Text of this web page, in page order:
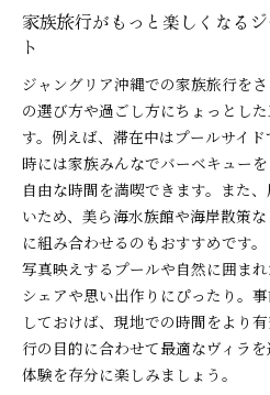
家族旅行がもっと楽しくなる
ト
ジャングリア沖縄での家族旅行を
の選び方や過ごし方にちょっとし
す。例えば、滞在中はプールサイ
時には家族みんなでバーベキュー
自由な時間を満喫できます。また
いため、美ら海水族館や海岸散策
に組み合わせるのもおすすめです。
写真映えするプールや自然に囲ま
シェアや思い出作りにぴったり。
しておけば、現地での時間をより
行の目的に合わせて最適なヴィラ
体験を存分に楽しみましょう。